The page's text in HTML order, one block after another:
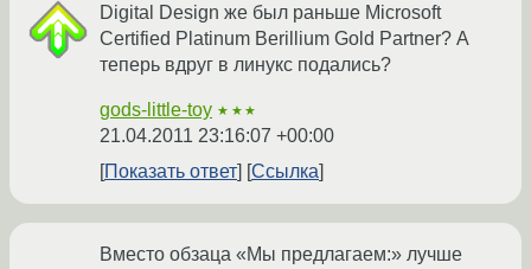
Digital Design же был раньше Microsoft
Certified Platinum Berillium Gold Partner? А
теперь вдруг в линукс подались?
gods-little-toy ★★★
21.04.2011 23:16:07 +00:00
Показать ответ
Ссылка
Вместо обзаца «Мы предлагаем:» лучше